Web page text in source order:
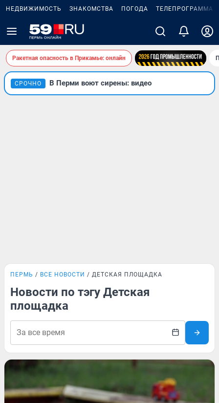
НЕДВИЖИМОСТЬ ЗНАКОМСТВА ПОГОДА ТЕЛЕПРОГРАММА
Ракетная опасность в Прикамье: онлайн
СРОЧНО В Перми воют сирены: видео
ПЕРМЬ ВСЕ НОВОСТИ ДЕТСКАЯ ПЛОЩАДКА
Новости по тэгу Детская
площадка